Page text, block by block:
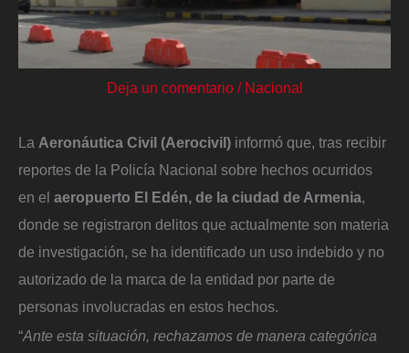
Deja un comentario / Nacional
La Aeronáutica Civil (Aerocivil) informó que, tras recibir
reportes de la Policía Nacional sobre hechos ocurridos
en el aeropuerto El Edén, de la ciudad de Armenia,
donde se registraron delitos que actualmente son materia
de investigación, se ha identificado un uso indebido y no
autorizado de la marca de la entidad por parte de
personas involucradas en estos hechos.
“Ante esta situación, rechazamos de manera categórica